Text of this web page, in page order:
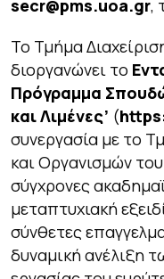
secr@pms.uoa.gr,
Το Τμήμα
διοργανώνει το
Πρόγραμμα
και Λιμένες’ (https
συνεργασία με το
και Οργανισμών
σύγχρονες
μεταπτυχιακή
σύνθετες
δυναμική ανέλιξη